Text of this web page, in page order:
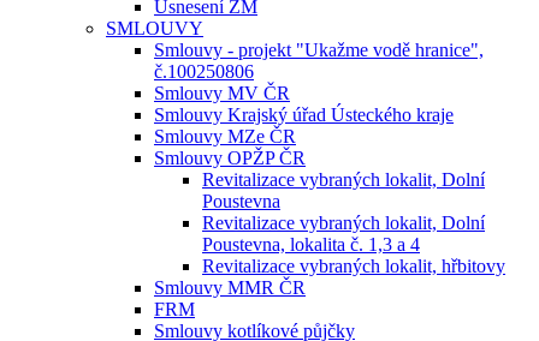
Usnesení ZM
SMLOUVY
Smlouvy - projekt "Ukažme vodě hranice",
č.100250806
Smlouvy MV ČR
Smlouvy Krajský úřad Ústeckého kraje
Smlouvy MZe ČR
Smlouvy OPŽP ČR
Revitalizace vybraných lokalit, Dolní
Poustevna
Revitalizace vybraných lokalit, Dolní
Poustevna, lokalita č. 1,3 a 4
Revitalizace vybraných lokalit, hřbitovy
Smlouvy MMR ČR
FRM
Smlouvy kotlíkové půjčky